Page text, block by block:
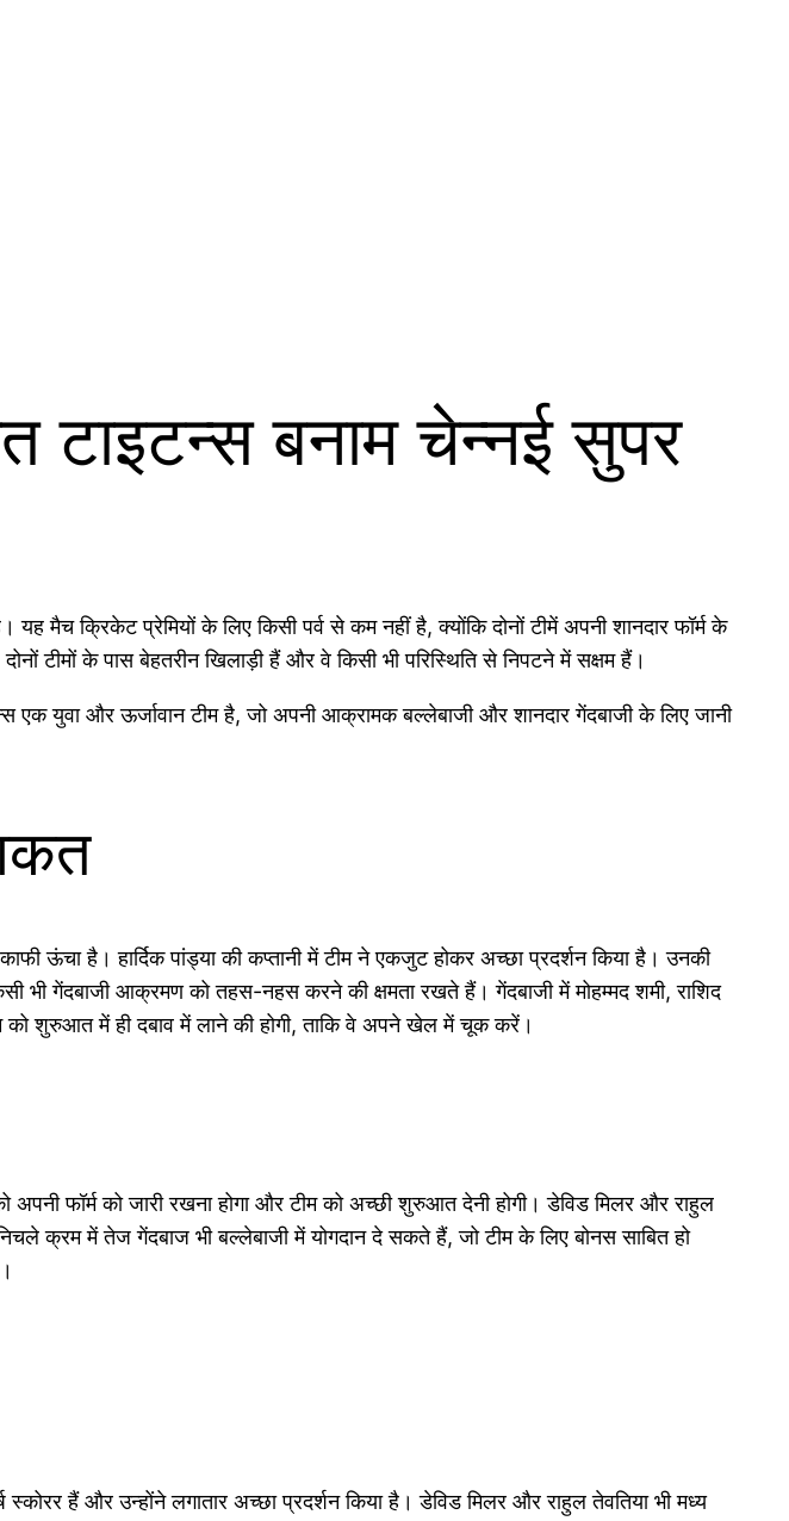
टाइटन्स बनाम चेन्नई सुपर
क्रिकेट प्रेमियों के लिए किसी पर्व से कम नहीं है, क्योंकि दोनों टीमें अपनी शानदार फॉर्म के
टीमों के पास बेहतरीन खिलाड़ी हैं और वे किसी भी परिस्थिति से निपटने में सक्षम हैं।
युवा और ऊर्जावान टीम है, जो अपनी आक्रामक बल्लेबाजी और शानदार गेंदबाजी के लिए जानी
ऊंचा है। हार्दिक पांड्या की कप्तानी में टीम ने एकजुट होकर अच्छा प्रदर्शन किया है। उनकी
भी गेंदबाजी आक्रमण को तहस-नहस करने की क्षमता रखते हैं। गेंदबाजी में मोहम्मद शमी, राशिद
को शुरुआत में ही दबाव में लाने की होगी, ताकि वे अपने खेल में चूक करें।
फॉर्म को जारी रखना होगा और टीम को अच्छी शुरुआत देनी होगी। डेविड मिलर और राहुल
क्रम में तेज गेंदबाज भी बल्लेबाजी में योगदान दे सकते हैं, जो टीम के लिए बोनस साबित हो
हैं और उन्होंने लगातार अच्छा प्रदर्शन किया है। डेविड मिलर और राहुल तेवतिया भी मध्य